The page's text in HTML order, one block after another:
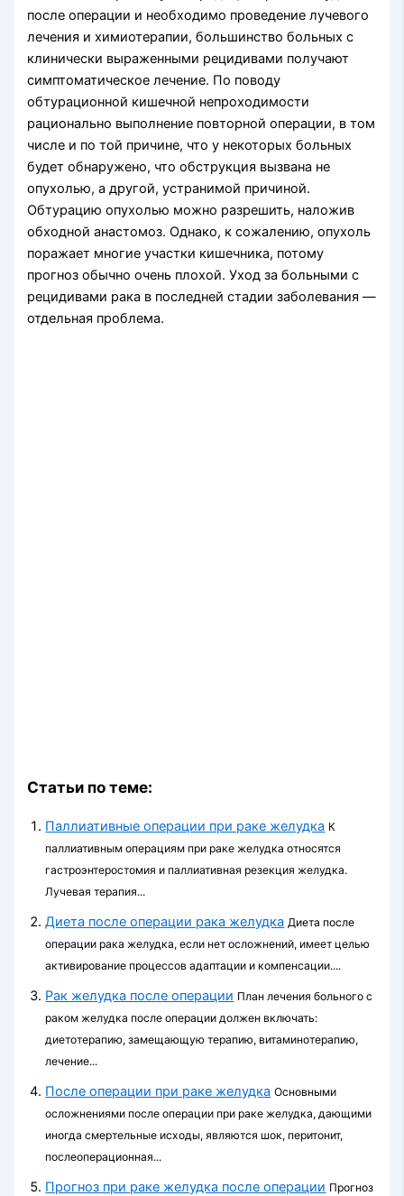
после операции и необходимо проведение лучевого
лечения и химиотерапии, большинство больных с
клинически выраженными рецидивами получают
симптоматическое лечение. По поводу
обтурационной кишечной непроходимости
рационально выполнение повторной операции, в том
числе и по той причине, что у некоторых больных
будет обнаружено, что обструкция вызвана не
опухолью, а другой, устранимой причиной.
Обтурацию опухолью можно разрешить, наложив
обходной анастомоз. Однако, к сожалению, опухоль
поражает многие участки кишечника, потому
прогноз обычно очень плохой. Уход за больными с
рецидивами рака в последней стадии заболевания —
отдельная проблема.
Статьи по теме:
Паллиативные операции при раке желудка К
паллиативным операциям при раке желудка относятся
гастроэнтеростомия и паллиативная резекция желудка.
Лучевая терапия...
Диета после операции рака желудка Диета после
операции рака желудка, если нет осложнений, имеет целью
активирование процессов адаптации и компенсации....
Рак желудка после операции План лечения больного с
раком желудка после операции должен включать:
диетотерапию, заме­щающую терапию, витаминотерапию,
лечение...
После операции при раке желудка Основными
осложнениями после операции при раке желудка, дающими
иногда смертельные исходы, являются шок, перитонит,
послеоперационная...
Прогноз при раке желудка после операции Прогноз